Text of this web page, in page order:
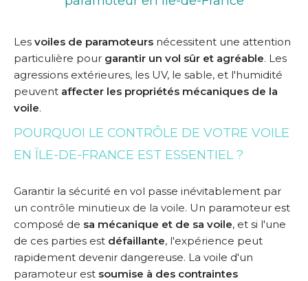
Les voiles de paramoteurs nécessitent une attention
particulière pour garantir un vol sûr et agréable. Les
agressions extérieures, les UV, le sable, et l'humidité
peuvent affecter les propriétés mécaniques de la
voile.
POURQUOI LE CONTRÔLE DE VOTRE VOILE
EN ÎLE-DE-FRANCE EST ESSENTIEL ?
Garantir la sécurité en vol passe inévitablement par
un contrôle minutieux de la voile. Un paramoteur est
composé de sa mécanique et de sa voile, et si l'une
de ces parties est défaillante, l'expérience peut
rapidement devenir dangereuse. La voile d'un
paramoteur est soumise à des contraintes